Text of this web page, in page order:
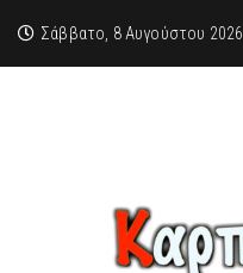
Σάββατο, 8 Αυγούστου 2026